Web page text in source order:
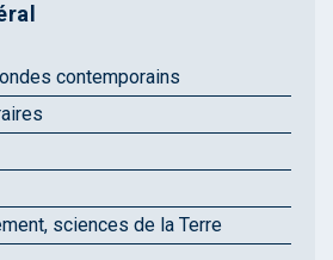
contemporains
sciences de la Terre